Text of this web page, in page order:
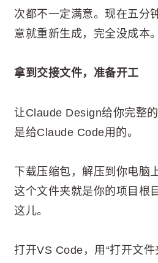
次都不一定满意。现在五分
意就重新生成，完全没成本。
拿到交接文件，准备开工
让Claude Design给你完整
是给Claude Code用的。
下载压缩包，解压到你电脑
这个文件夹就是你的项目根
这儿。
打开VS Code，用“打开文件